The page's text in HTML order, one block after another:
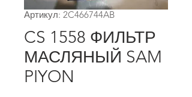
Артикул: 2C466744AB
CS 1558 ФИЛЬТР
МАСЛЯНЫЙ SAM
PIYON